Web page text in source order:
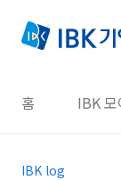
홈 IBK 모
IBK log